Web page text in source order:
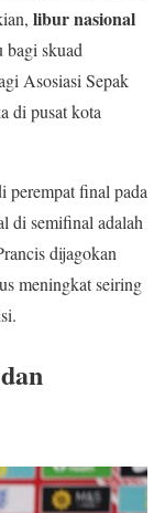
libur nasional
bagi skuad
Asosiasi Sepak
di pusat kota
perempat final pada
di semifinal adalah
dijagokan
meningkat seiring